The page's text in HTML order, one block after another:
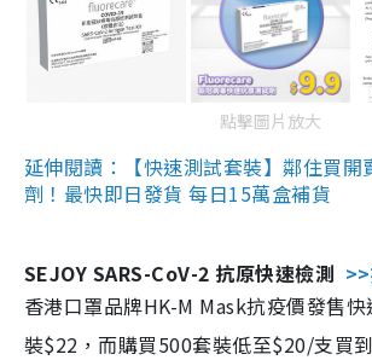
點擊圖片放大
延伸閱讀：【快速測試套裝】鄰住買開
劑！最快即日發貨 每日15萬盒補貨
SEJOY SARS-CoV-2 抗原快速檢測
香港口罩品牌HK-M Mask抗疫價發售
裝$22，而購買500套裝低至$20/支買